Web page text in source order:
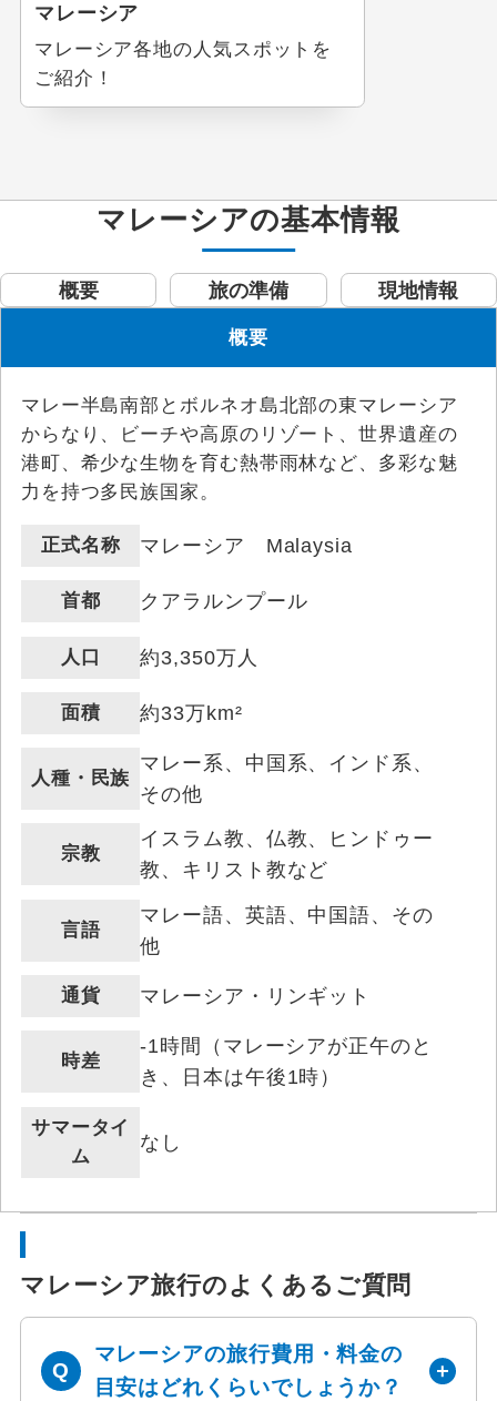
マレーシア
マレーシア各地の人気スポットを
ご紹介！
マレーシアの基本情報
概要 旅の準備 現地情報
概要
マレー半島南部とボルネオ島北部の東マレーシア
からなり、ビーチや高原のリゾート、世界遺産の
港町、希少な生物を育む熱帯雨林など、多彩な魅
力を持つ多民族国家。
正式名称 マレーシア Malaysia
首都 クアラルンプール
人口 約3,350万人
面積 約33万km²
人種・民族
マレー系、中国系、インド系、
その他
宗教
イスラム教、仏教、ヒンドゥー
教、キリスト教など
言語
マレー語、英語、中国語、その
他
通貨 マレーシア・リンギット
時差
-1時間（マレーシアが正午のと
き、日本は午後1時）
サマータイ
ム
なし
マレーシア旅行のよくあるご質問
マレーシアの旅行費用・料金の
目安はどれくらいでしょうか？